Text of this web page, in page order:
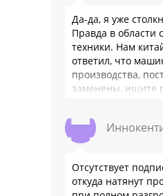
Да-да, я уже
Правда в области
техники. Нам
ответил, что
производства,
заменены, ищите
официальном
Отсутствует
откуда натянут